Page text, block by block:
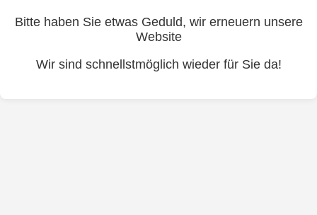
Bitte haben Sie etwas Geduld, wir erneuern unsere
Website
Wir sind schnellstmöglich wieder für Sie da!